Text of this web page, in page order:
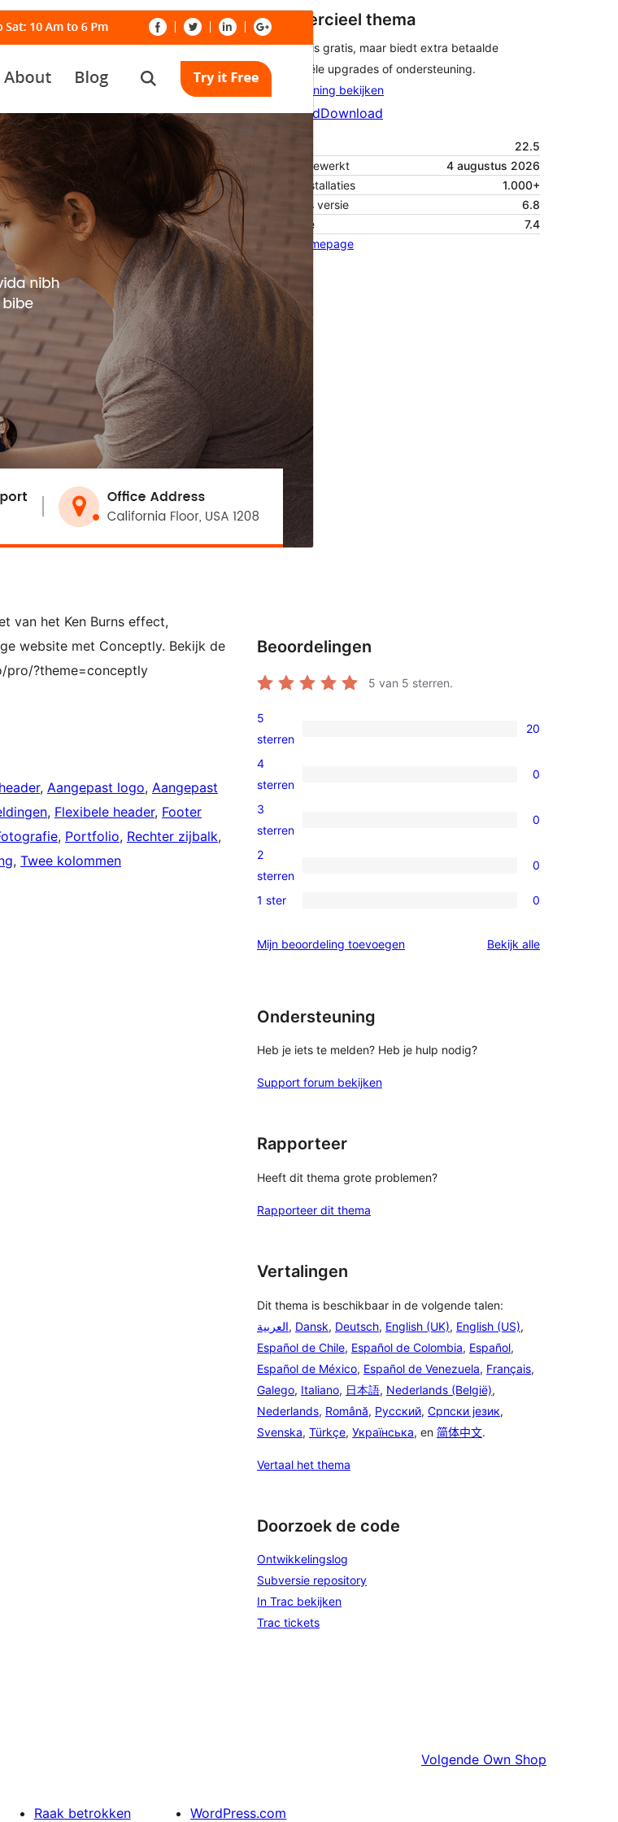
Commercieel thema
Dit thema is gratis, maar biedt extra betaalde
commerciële upgrades of ondersteuning.
Ondersteuning bekijken
VoorbeeldDownload
22.5
Laatst bijgewerkt
4 augustus 2026
Actieve installaties
1.000+
WordPress versie
6.8
PHP versie
7.4
Thema homepage
van het Ken Burns effect,
website met Conceptly. Bekijk de
pro/?theme=conceptly
, Aangepast logo, Aangepast
, Flexibele header, Footer
, Portfolio, Rechter zijbalk
, Twee kolommen
Beoordelingen
5 van 5 sterren.
20
5
sterren
5
sterren
20
0
4
sterren
4
sterren
0
0
3
sterren
3
sterren
0
0
2
beoordeling
2
sterren
0
0
sterren
1 ster 0
Mijn beoordeling toevoegen Bekijk allebeoordelingen
Ondersteuning
Heb je iets te melden? Heb je hulp nodig?
Support forum bekijken
Rapporteer
Heeft dit thema grote problemen?
Rapporteer dit thema
Vertalingen
Dit thema is beschikbaar in de volgende talen:
العربية, Dansk, Deutsch, English (UK), English (US),
Español de Chile, Español de Colombia, Español,
Español de México, Español de Venezuela, Français,
Galego, Italiano, 日本語, Nederlands (België),
Nederlands, Română, Русский, Српски језик,
Svenska, Türkçe, Українська, en 简体中文.
Vertaal het thema
Doorzoek de code
Ontwikkelingslog
Subversie repository
In Trac bekijken
Trac tickets
Volgende Own Shop
Raak betrokken WordPress.com